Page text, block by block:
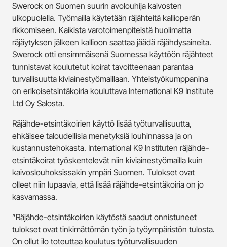
Swerock on Suomen suurin avolouhija kaivosten
ulkopuolella. Työmailla käytetään räjähteitä kallioperän
rikkomiseen. Kaikista varotoimenpiteistä huolimatta
räjäytyksen jälkeen kallioon saattaa jäädä räjähdysaineita.
Swerock otti ensimmäisenä Suomessa käyttöön räjähteet
tunnistavat koulutetut koirat tavoitteenaan parantaa
turvallisuutta kiviainestyömaillaan. Yhteistyökumppanina
on erikoisetsintäkoiria kouluttava International K9 Institute
Ltd Oy Salosta.
Räjähde-etsintäkoirien käyttö lisää työturvallisuutta,
ehkäisee taloudellisia menetyksiä louhinnassa ja on
kustannustehokasta. International K9 Instituten räjähde-
etsintäkoirat työskentelevät niin kiviainestyömailla kuin
kaivoslouhoksissakin ympäri Suomen. Tulokset ovat
olleet niin lupaavia, että lisää räjähde-etsintäkoiria on jo
kasvamassa.
”Räjähde-etsintäkoirien käytöstä saadut onnistuneet
tulokset ovat tinkimättömän työn ja työympäristön tulosta.
On ollut ilo toteuttaa koulutus työturvallisuuden